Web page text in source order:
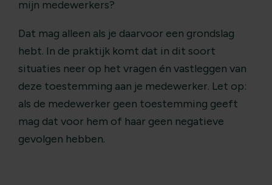
mijn medewerkers?
Dat mag alleen als je daarvoor een grondslag
hebt. In de praktijk komt dat in dit soort
situaties neer op het vragen én vastleggen van
deze toestemming aan je medewerker. Let op:
als de medewerker geen toestemming geeft
mag dat voor hem of haar geen negatieve
gevolgen hebben.